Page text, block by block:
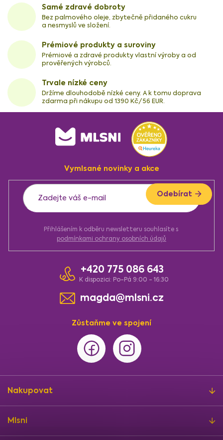
Samé zdravé dobroty
Bez palmového oleje, zbytečně přidaného cukru
a nesmyslů ve složení.
Prémiové produkty a suroviny
Prémiové a zdravé produkty vlastní výroby a od
prověřených výrobců.
Trvale nízké ceny
Držíme dlouhodobě nízké ceny. A k tomu doprava
zdarma při nákupu od 1390 Kč/56 EUR.
Vymlsané novinky a akce
Přihlášením k odběru newsletteru souhlasíte s
podmínkami ochrany osobních údajů
Odebírat
Zůstaňme ve spojení
+420 775 086 643
K dispozici: Po-Pá 9:00 - 16:30
magda@mlsni.cz
Nakupovat
Mlsni